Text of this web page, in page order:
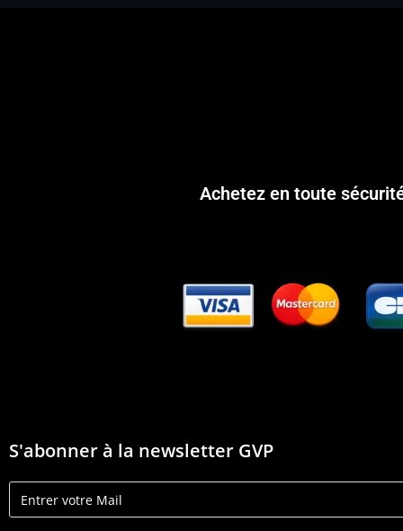
Achetez en toute
S'abonner à la newsletter GVP